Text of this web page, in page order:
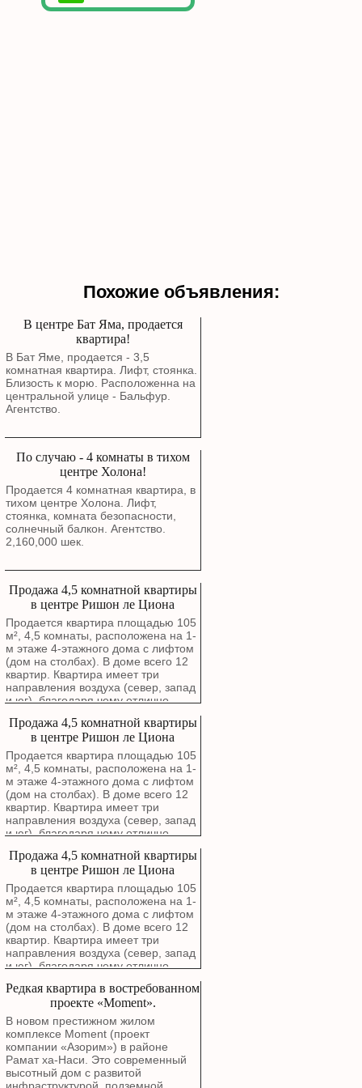
Похожие объявления:
В центре Бат Яма, продается
квартира!
В Бат Яме, продается - 3,5
комнатная квартира. Лифт, стоянка.
Близость к морю. Расположенна на
центральной улице - Бальфур.
Агентство.
По случаю - 4 комнаты в тихом
центре Холона!
Продается 4 комнатная квартира, в
тихом центре Холона. Лифт,
стоянка, комната безопасности,
солнечный балкон. Агентство.
2,160,000 шек.
Продажа 4,5 комнатной квартиры
в центре Ришон ле Циона
Продается квартира площадью 105
м², 4,5 комнаты, расположена на 1-
м этаже 4-этажного дома с лифтом
(дом на столбах). В доме всего 12
квартир. Квартира имеет три
направления воздуха (север, запад
и юг), благодаря чему отлично
выходят на зеленый сквер. В
квартире выполнен капитальный
ремонт с полной заменой
электропроводки, водопроводных и
канализационных труб. Стены были
заново отремонтированы около
года назад. Можно въезжать без
дополнительных вложений.
Планировка включает просторную
отличном состоянии с фасадами
МДФ, четыре спальни, одна из
которых после ремонта стала
полноценным кабинетом или
детской комнатой площадью около
9 м². В каждой комнате установлен
отдельный кондиционер. В
квартире два полноценных санузла.
Каждый оборудован душевой
кабиной, унитазом и раковиной.
Дополнительные преимущества: •
закрепленная парковка,
зарегистрированная в Табу; •
кладовая рядом с кухней; •
технический балкон для стиральной
машины и дополнительного шкафа;
• просторная антресоль по всей
длине коридора; • встроенный
Продажа 4,5 комнатной квартиры
в центре Ришон ле Циона
Продается квартира площадью 105
м², 4,5 комнаты, расположена на 1-
м этаже 4-этажного дома с лифтом
(дом на столбах). В доме всего 12
квартир. Квартира имеет три
направления воздуха (север, запад
и юг), благодаря чему отлично
выходят на зеленый сквер. В
квартире выполнен капитальный
ремонт с полной заменой
электропроводки, водопроводных и
канализационных труб. Стены были
заново отремонтированы около
года назад. Можно въезжать без
дополнительных вложений.
Планировка включает просторную
отличном состоянии с фасадами
МДФ, четыре спальни, одна из
которых после ремонта стала
полноценным кабинетом или
детской комнатой площадью около
9 м². В каждой комнате установлен
отдельный кондиционер. В
квартире два полноценных санузла.
Продажа 4,5 комнатной квартиры
в центре Ришон ле Циона
Продается квартира площадью 105
м², 4,5 комнаты, расположена на 1-
м этаже 4-этажного дома с лифтом
(дом на столбах). В доме всего 12
квартир. Квартира имеет три
направления воздуха (север, запад
и юг), благодаря чему отлично
выходят на зеленый сквер. В
квартире выполнен капитальный
ремонт с полной заменой
электропроводки, водопроводных и
канализационных труб. Стены были
заново отремонтированы около
года назад. Можно въезжать без
дополнительных вложений.
Редкая квартира в востребованном
проекте «Moment».
В новом престижном жилом
комплексе Moment (проект
компании «Азорим») в районе
Рамат ха-Наси. Это современный
высотный дом с развитой